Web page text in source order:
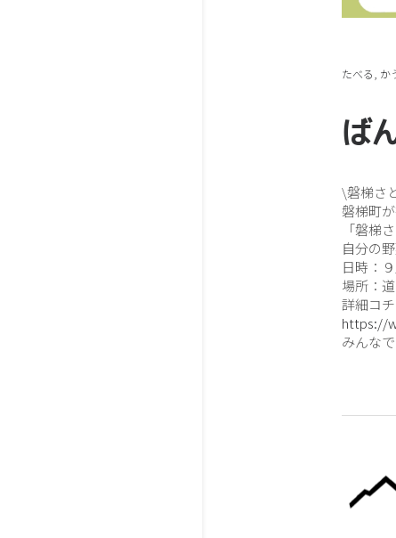
たべる か
ば
\磐梯さ
磐梯町
「磐梯
自分の
日時：
場所：
詳細コ
https://
みんな